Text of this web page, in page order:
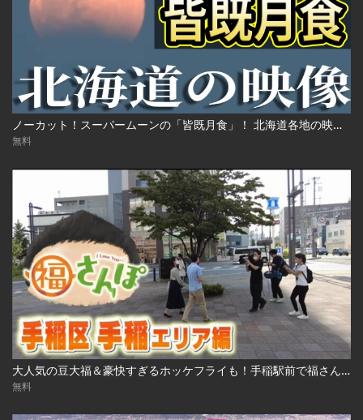
ノーカット！スーパームーンの「皆既月食」！ 北海道各地の映像 2021年5月26日(水)
無料
大人気の豆大福＆豪快すぎるホッケフライも！手稲駅前で福さんぽ 2022.10.7放送
無料